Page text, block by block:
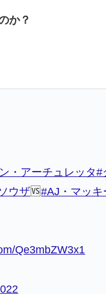
か？
・アーチュレッタ#
ウザ🆚#AJ・マッキ
Qe3mbZW3x1